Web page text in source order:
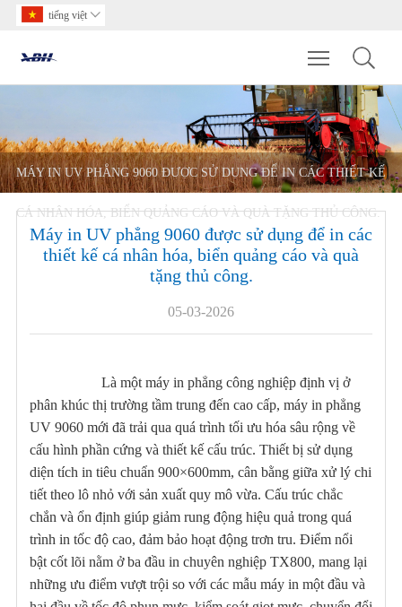
tiếng việt 
Toggle
MÁY IN UV PHẲNG 9060 ĐƯỢC SỬ DỤNG ĐỂ IN CÁC THIẾT KẾ
CÁ NHÂN HÓA, BIỂN QUẢNG CÁO VÀ QUÀ TẶNG THỦ CÔNG.
Máy in UV phẳng 9060 được sử dụng để in các
thiết kế cá nhân hóa, biển quảng cáo và quà
tặng thủ công.
05-03-2026
Là một máy in phẳng công nghiệp định vị ở
phân khúc thị trường tầm trung đến cao cấp, máy in phẳng
UV 9060 mới đã trải qua quá trình tối ưu hóa sâu rộng về
cấu hình phần cứng và thiết kế cấu trúc. Thiết bị sử dụng
diện tích in tiêu chuẩn 900×600mm, cân bằng giữa xử lý chi
tiết theo lô nhỏ với sản xuất quy mô vừa. Cấu trúc chắc
chắn và ổn định giúp giảm rung động hiệu quả trong quá
trình in tốc độ cao, đảm bảo hoạt động trơn tru. Điểm nổi
bật cốt lõi nằm ở ba đầu in chuyên nghiệp TX800, mang lại
những ưu điểm vượt trội so với các mẫu máy in một đầu và